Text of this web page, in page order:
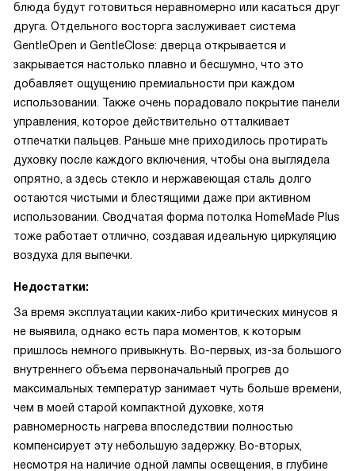
блюда будут готовиться неравномерно или касаться друг
друга. Отдельного восторга заслуживает система
GentleOpen и GentleClose: дверца открывается и
закрывается настолько плавно и бесшумно, что это
добавляет ощущению премиальности при каждом
использовании. Также очень порадовало покрытие панели
управления, которое действительно отталкивает
отпечатки пальцев. Раньше мне приходилось протирать
духовку после каждого включения, чтобы она выглядела
опрятно, а здесь стекло и нержавеющая сталь долго
остаются чистыми и блестящими даже при активном
использовании. Сводчатая форма потолка HomeMade Plus
тоже работает отлично, создавая идеальную циркуляцию
воздуха для выпечки.
Недостатки:
За время эксплуатации каких-либо критических минусов я
не выявила, однако есть пара моментов, к которым
пришлось немного привыкнуть. Во-первых, из-за большого
внутреннего объема первоначальный прогрев до
максимальных температур занимает чуть больше времени,
чем в моей старой компактной духовке, хотя
равномерность нагрева впоследствии полностью
компенсирует эту небольшую задержку. Во-вторых,
несмотря на наличие одной лампы освещения, в глубине